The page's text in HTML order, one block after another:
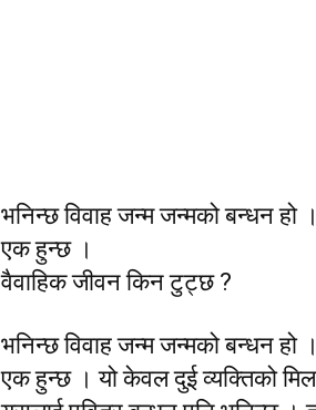
भनिन्छ विवाह जन्म जन्मको बन्धन
एक हुन्छ ।
वैवाहिक जीवन किन टुट्छ ?
भनिन्छ विवाह जन्म जन्मको बन्धन
एक हुन्छ । यो केवल दुई व्यक्तिको